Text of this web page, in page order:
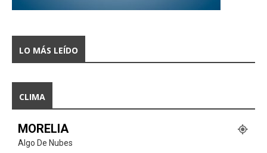
LO MÁS LEÍDO
CLIMA
MORELIA
Algo De Nubes